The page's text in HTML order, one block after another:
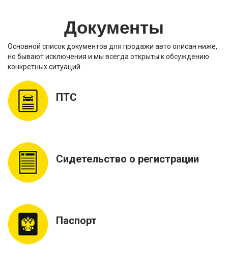
Документы
Основной список документов для продажи авто описан ниже,
но бывают исключения и мы всегда открыты к обсуждению
конкретных ситуаций…
ПТС
Сидетельство о регистрации
Паспорт